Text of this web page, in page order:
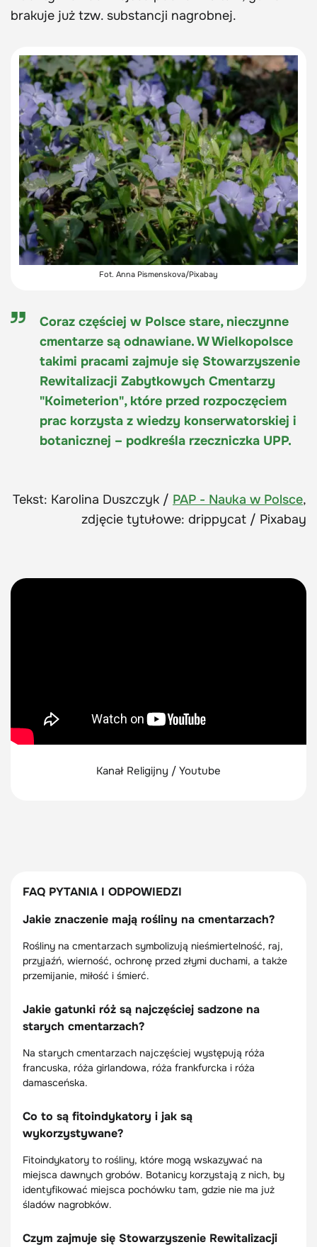
brakuje już tzw. substancji nagrobnej.
Fot. Anna Pismenskova/Pixabay
Coraz częściej w Polsce stare, nieczynne
cmentarze są odnawiane. W Wielkopolsce
takimi pracami zajmuje się Stowarzyszenie
Rewitalizacji Zabytkowych Cmentarzy
"Koimeterion", które przed rozpoczęciem
prac korzysta z wiedzy konserwatorskiej i
botanicznej – podkreśla rzeczniczka UPP.
Tekst: Karolina Duszczyk / PAP - Nauka w Polsce,
zdjęcie tytułowe: drippycat / Pixabay
Kanał Religijny / Youtube
FAQ PYTANIA I ODPOWIEDZI
Jakie znaczenie mają rośliny na cmentarzach?
Rośliny na cmentarzach symbolizują nieśmiertelność, raj,
przyjaźń, wierność, ochronę przed złymi duchami, a także
przemijanie, miłość i śmierć.
Jakie gatunki róż są najczęściej sadzone na
starych cmentarzach?
Na starych cmentarzach najczęściej występują róża
francuska, róża girlandowa, róża frankfurcka i róża
damasceńska.
Co to są fitoindykatory i jak są
wykorzystywane?
Fitoindykatory to rośliny, które mogą wskazywać na
miejsca dawnych grobów. Botanicy korzystają z nich, by
identyfikować miejsca pochówku tam, gdzie nie ma już
śladów nagrobków.
Czym zajmuje się Stowarzyszenie Rewitalizacji